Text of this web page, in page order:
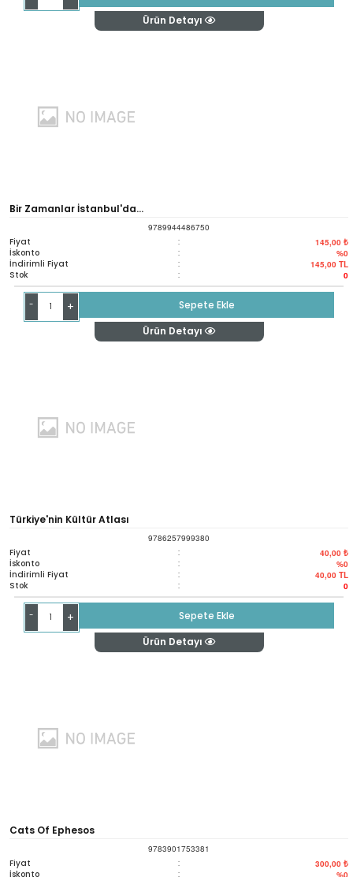
Ürün Detayı
Bir Zamanlar İstanbul'da...
9789944486750
Fiyat : 145,00 ₺
İskonto : %0
İndirimli Fiyat : 145,00 TL
Stok : 0
- +
Sepete Ekle
Ürün Detayı
Türkiye'nin Kültür Atlası
9786257999380
Fiyat : 40,00 ₺
İskonto : %0
İndirimli Fiyat : 40,00 TL
Stok : 0
- +
Sepete Ekle
Ürün Detayı
Cats Of Ephesos
9783901753381
Fiyat : 300,00 ₺
İskonto : %0